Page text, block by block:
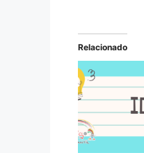
Relacionado